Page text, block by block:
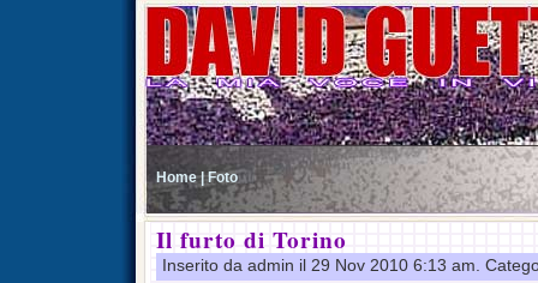
Home | Foto
Il furto di Torino
Inserito da admin il 29 Nov 2010 6:13 am.